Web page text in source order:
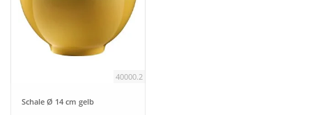
40000.2
Schale Ø 14 cm gelb